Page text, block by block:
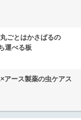
ごとはかさばるの
運べる板
アース製薬の虫ケアス